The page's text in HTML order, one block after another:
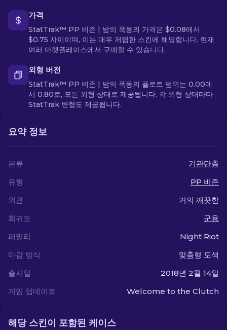
가격
StatTrak™ PP 비존 | 밤의 폭동의 가격은 $0.08에서
$0.75 사이이며, 이는 매우 저렴한 스킨에 해당합니다. 현재
여러 마켓플레이스에서 구매할 수 있습니다.
외형 버전
StatTrak™ PP 비존 | 밤의 폭동의 플로트 범위는 0.00에
서 0.80로, 모든 외형 상태로 제공됩니다. 각 외형 상태마다
StatTrak 변형도 제공됩니다.
요약 정보
분류
기관단총
유형
PP 비존
외관
거의 깨끗한
희귀도
군용
패밀리
Night Riot
마감 방식
맞춤형 도색
출시일
2018년 2월 14일
게임 업데이트
Welcome to the Clutch
해당 스킨이 포함된 케이스